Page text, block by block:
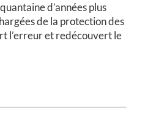
d’années plus
de la protection des
l’erreur et redécouvert le